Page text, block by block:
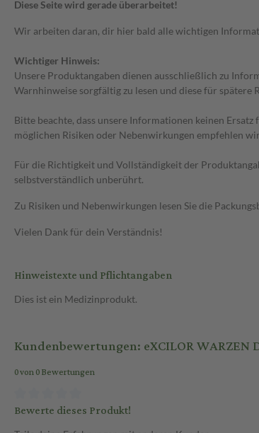
Diese Seite wird gerade überarbeitet!
Wir arbeiten daran, dir hier bald alle wichtigen
Wichtiger Hinweis:
Unsere Produktangaben dienen ausschließlich zu
Warnhinweise sorgfältig zu lesen und diese für spätere
Bitte beachte, dass unsere Informationen keinen
möglichen Risiken oder Nebenwirkungen empfehlen
Für die Richtigkeit und Vollständigkeit der
selbstverständlich unberührt.
Zu Risiken und Nebenwirkungen lesen Sie die
Vielen Dank für dein Verständnis!
Hinweistexte und Pflichtangaben
Dies ist ein Medizinprodukt.
Kundenbewertungen: eXCILOR
0 von 0 Bewertungen
Bewerte dieses Produkt!